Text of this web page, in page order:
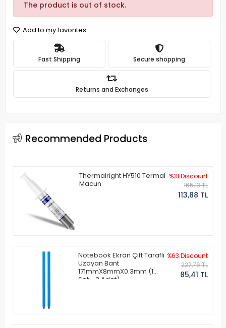
The product is out of stock.
Add to my favorites
Fast Shipping Secure shopping
Returns and Exchanges
Recommended Products
Thermalright HY510 Termal
Macun
%31 Discount
165,13 TL
113,88 TL
Notebook Ekran Çift Taraflı
Uzayan Bant
171mmX8mmX0.3mm (1
Set - 2 Adet)
%63 Discount
227,76 TL
85,41 TL